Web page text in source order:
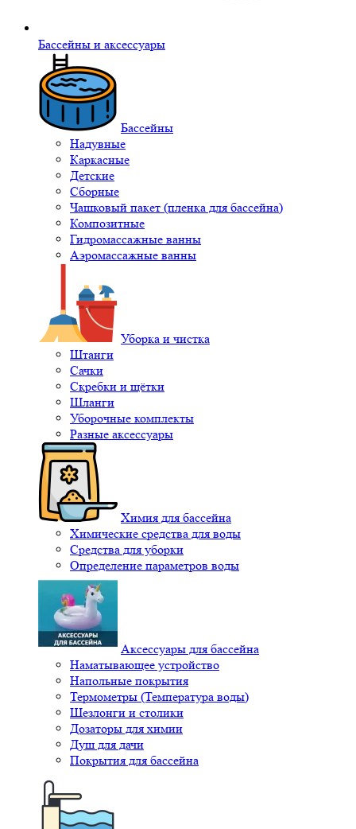
Бассейны и аксессуары
Бассейны
Надувные
Каркасные
Детские
Сборные
Чашковый пакет (пленка для бассейна)
Композитные
Гидромассажные ванны
Аэромассажные ванны
Уборка и чистка
Штанги
Сачки
Скребки и щётки
Шланги
Уборочные комплекты
Разные аксессуары
Химия для бассейна
Химические средства для воды
Средства для уборки
Определение параметров воды
Аксессуары для бассейна
Наматывающее устройство
Напольные покрытия
Термометры (Температура воды)
Шезлонги и столики
Дозаторы для химии
Душ для дачи
Покрытия для бассейна